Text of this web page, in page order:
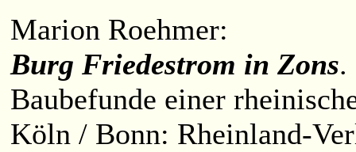
Marion Roehmer:
Burg Friedestrom in Zons.
Baubefunde einer
Köln / Bonn: Rheinland-